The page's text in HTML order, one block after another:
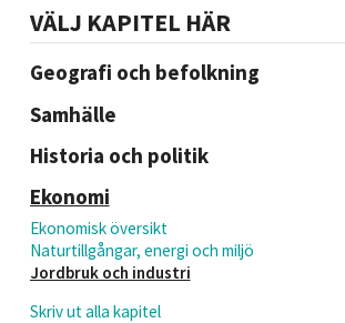
VÄLJ KAPITEL HÄR
Geografi och befolkning
Samhälle
Historia och politik
Ekonomi
Ekonomisk översikt
Naturtillgångar, energi och miljö
Jordbruk och industri
Skriv ut alla kapitel